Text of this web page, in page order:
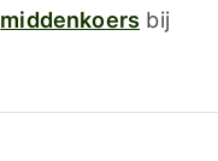
middenkoers bij